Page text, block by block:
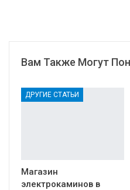
Вам Также Могут
ДРУГИЕ СТАТЬИ
Магазин
электрокаминов в